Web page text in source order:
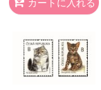
カートに入れる